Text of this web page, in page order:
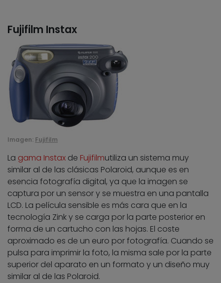
Fujifilm Instax
Imagen: Fujifilm
La gama Instax de Fujifilmutiliza un sistema muy
similar al de las clásicas Polaroid, aunque es en
esencia fotografía digital, ya que la imagen se
captura por un sensor y se muestra en una pantalla
LCD. La película sensible es más cara que en la
tecnología Zink y se carga por la parte posterior en
forma de un cartucho con las hojas. El coste
aproximado es de un euro por fotografía. Cuando se
pulsa para imprimir la foto, la misma sale por la parte
superior del aparato en un formato y un diseño muy
similar al de las Polaroid.